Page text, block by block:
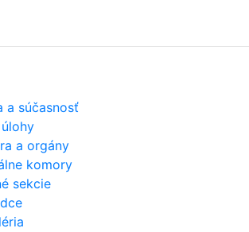
a súčasnosť
a orgány
komory
sekcie